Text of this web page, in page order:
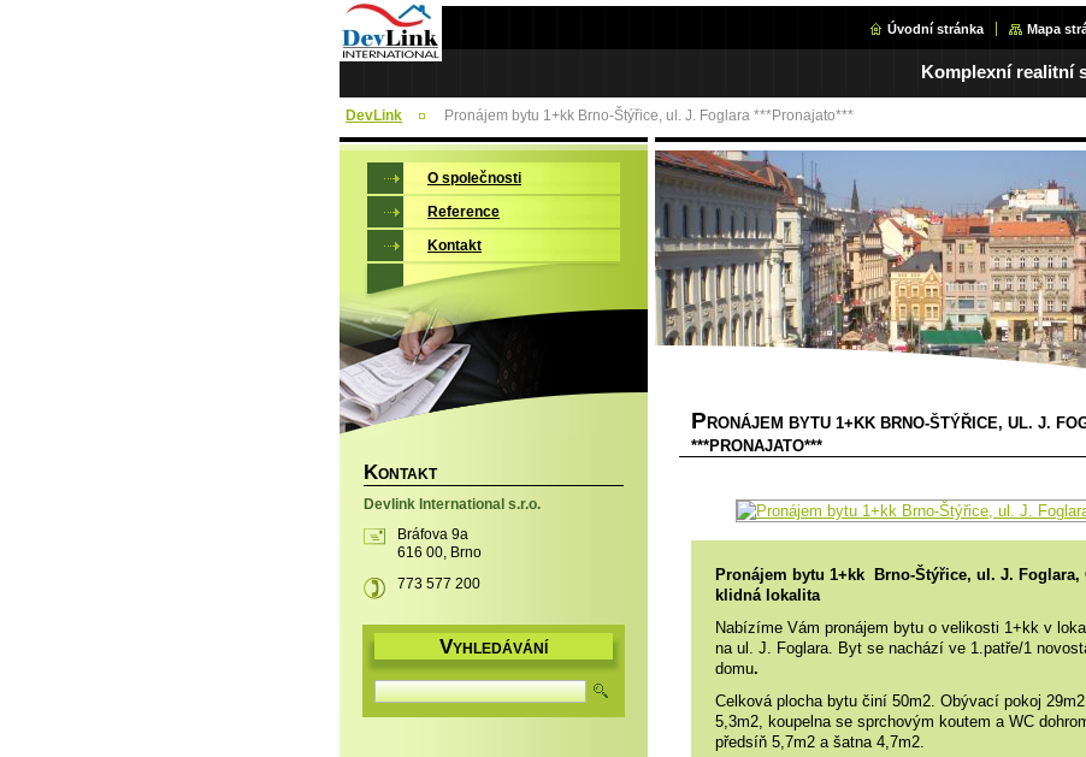
Úvodní stránka Mapa
Komplexní realitní
DevLink Pronájem bytu 1+kk Brno-Štýřice, ul. J. Foglara ***Pronajato***
P RONÁJEM BYTU 1+KK BRNO-ŠTÝŘICE, UL. J.
***PRONAJATO***
Pronájem bytu 1+kk
Brno-Štýřice, ul. J. Foglara,
klidná lokalita
Nabízíme Vám pronájem bytu o velikosti 1+kk v
na ul. J. Foglara. Byt se nachází ve 1.patře/1
domu.
Celková plocha bytu činí 50m2. Obývací pokoj
5,3m2, koupelna se sprchovým koutem a WC
předsíň 5,7m2 a šatna 4,7m2.
O společnosti
Reference
Kontakt
KONTAKT
Devlink International s.r.o.
Bráfova 9a
616 00, Brno
773 577 200
VYHLEDÁVÁNÍ